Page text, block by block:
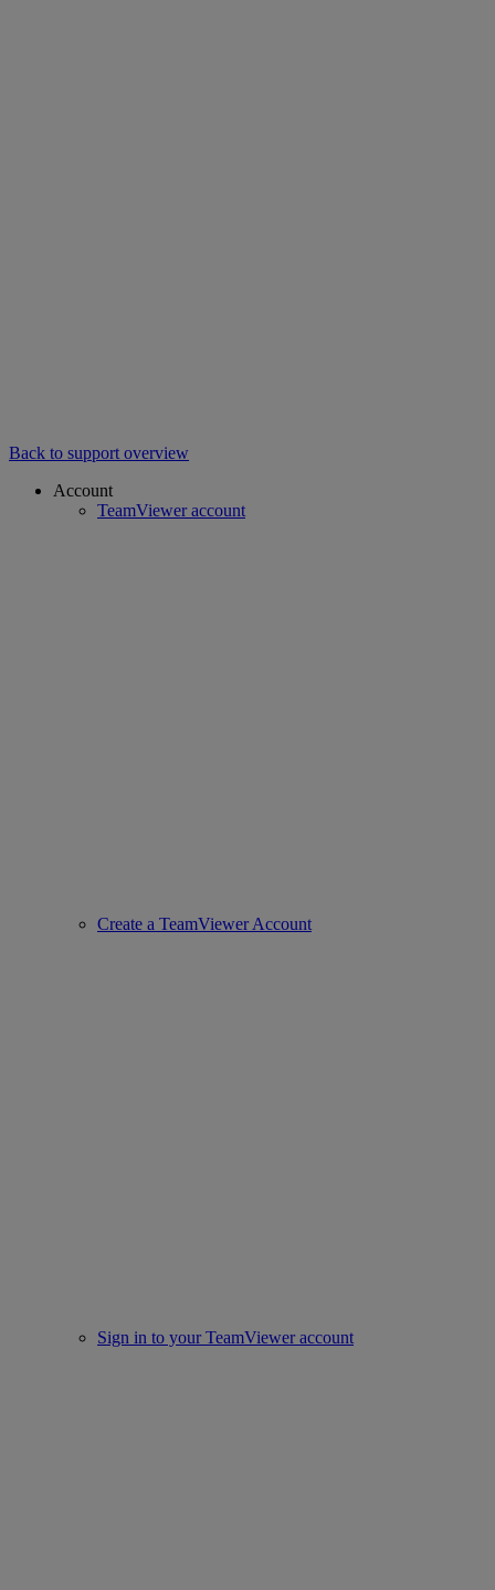
Back to support overview
Account
TeamViewer account
Create a TeamViewer Account
Sign in to your TeamViewer account